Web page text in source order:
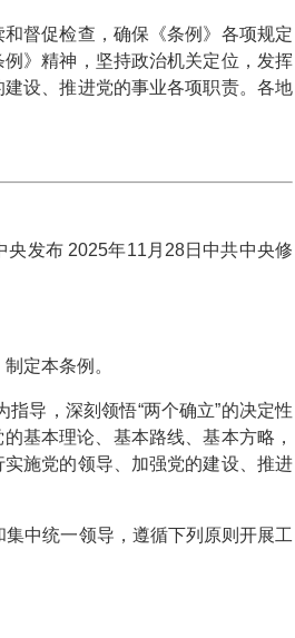
督促检查，确保《条例》各项规定
》精神，坚持政治机关定位，发挥
设、推进党的事业各项职责。各地
央发布 2025年11月28日中共中央修
定本条例。
导，深刻领悟“两个确立”的决定性
基本理论、基本路线、基本方略，
施党的领导、加强党的建设、推进
中统一领导，遵循下列原则开展工